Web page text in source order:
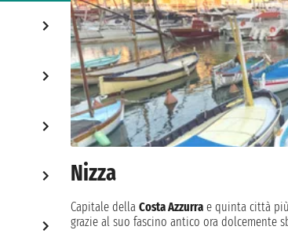
Nizza
Capitale della Costa Azzurrae quinta città più
grazie al suo fascino antico ora dolcemente